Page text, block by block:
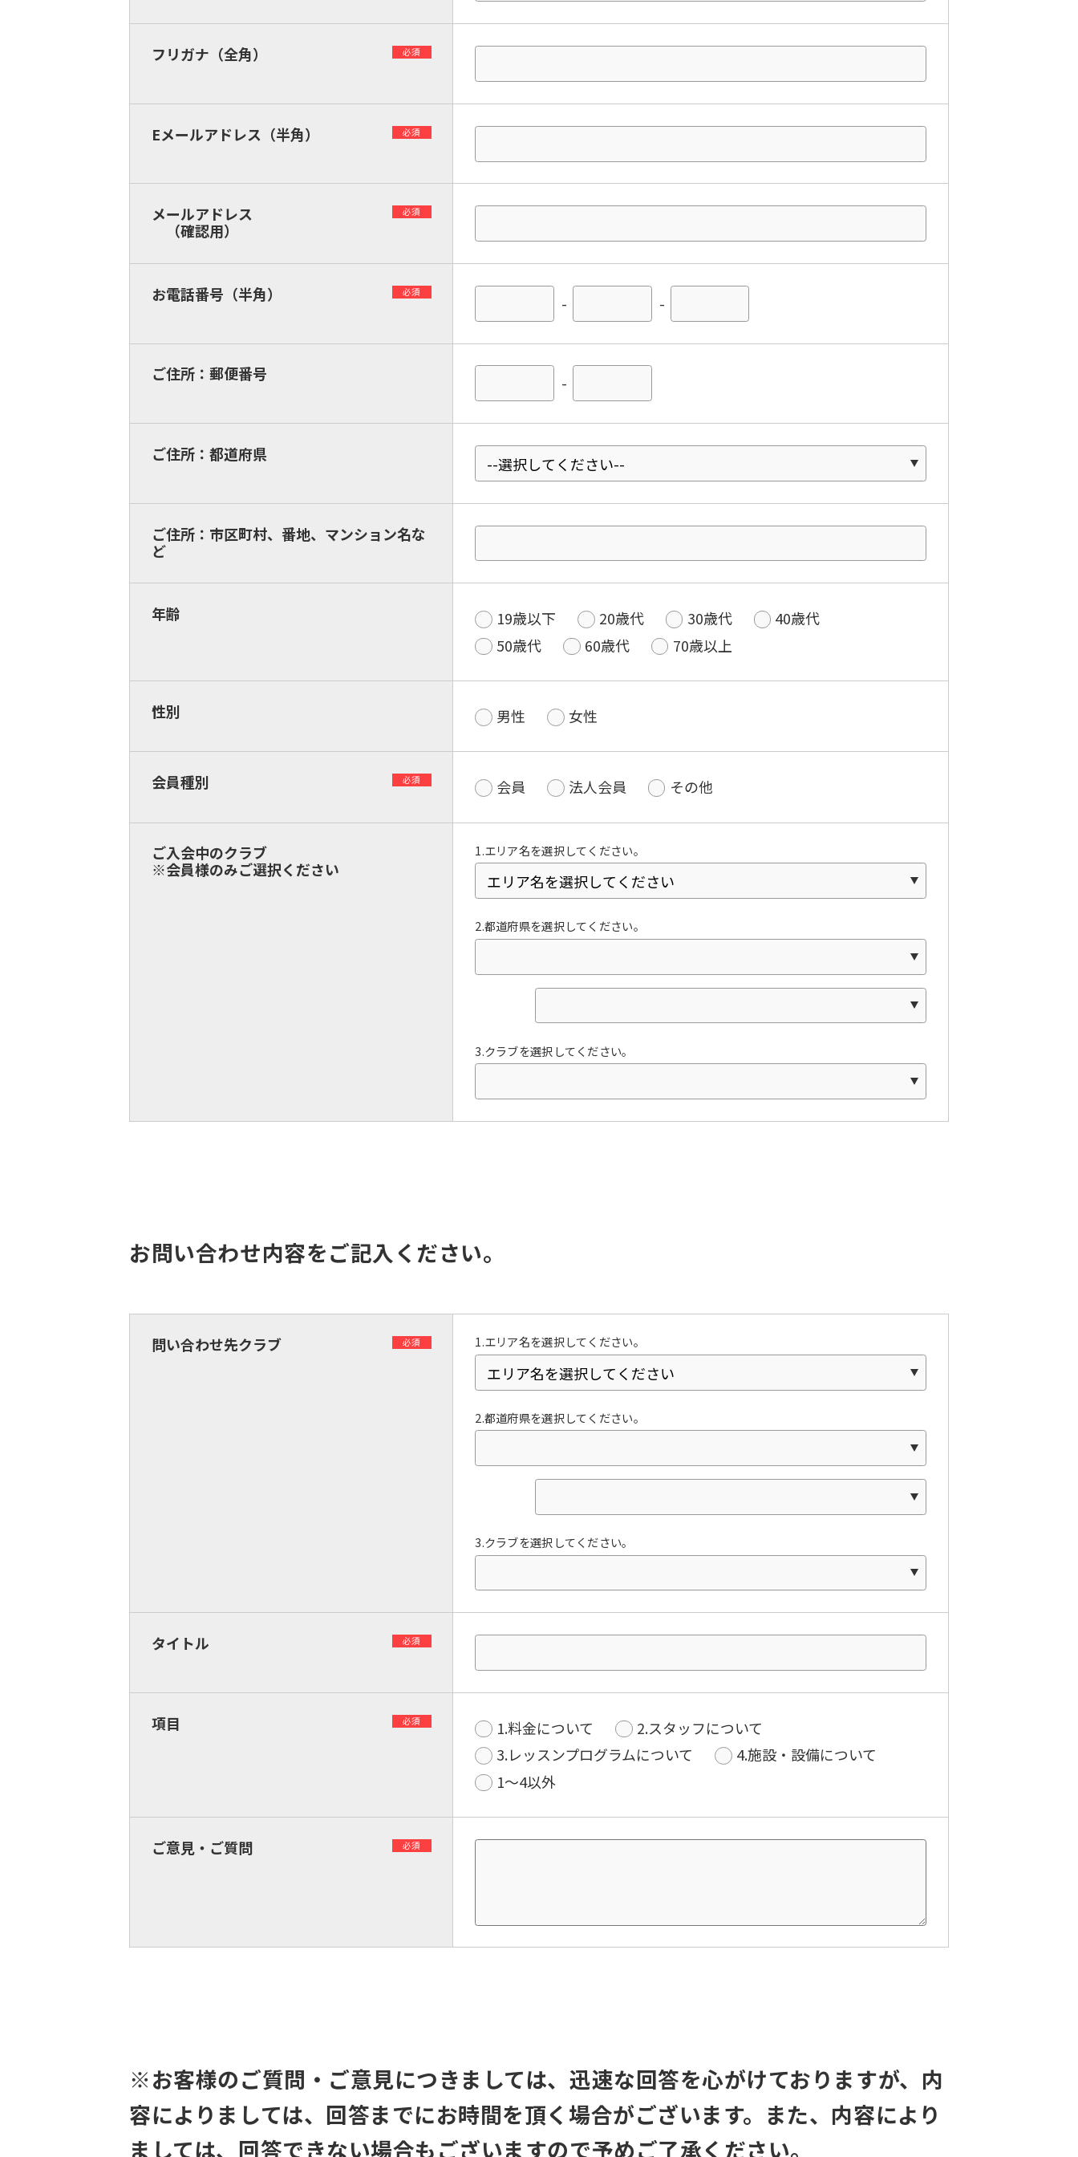
フリガナ（全角） 必須
Eメールアドレス（半角） 必須
メールアドレス
（確認用）
必須
お電話番号（半角） 必須
- -
ご住所：郵便番号 -
ご住所：都道府県
ご住所：市区町村、番地、マンション名な
ど
年齢 19歳以下 20歳代 30歳代
40歳代
50歳代
60歳代 70歳以上
性別 男性 女性
会員種別 必須 会員 法人会員 その他
ご入会中のクラブ
※会員様のみご選択ください
1.エリア名を選択してください。
2.都道府県を選択してください。
3.クラブを選択してください。
お問い合わせ内容をご記入ください。
問い合わせ先クラブ 必須 1.エリア名を選択してください。
2.都道府県を選択してください。
3.クラブを選択してください。
タイトル 必須
項目 必須 1.料金について
2.スタッフについて
3.レッスンプログラムについて
4.施設・設備について
1〜4以外
ご意見・ご質問 必須
※お客様のご質問・ご意見につきましては、迅速な回答を心がけておりますが、内
容によりましては、回答までにお時間を頂く場合がございます。また、内容により
ましては、回答できない場合もございますので予めご了承ください。
For foreigners
automatic translation) to return to
the top page.
translation service, the Japanese